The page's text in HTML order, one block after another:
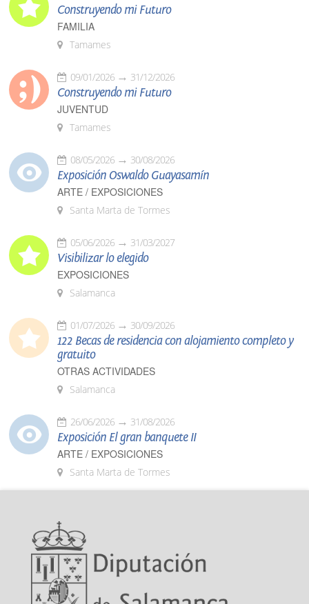
Construyendo mi Futuro
FAMILIA
Tamames
09/01/2026 31/12/2026
Construyendo mi Futuro
JUVENTUD
Tamames
08/05/2026 30/08/2026
Exposición Oswaldo Guayasamín
ARTE / EXPOSICIONES
Santa Marta de Tormes
05/06/2026 31/03/2027
Visibilizar lo elegido
EXPOSICIONES
Salamanca
01/07/2026 30/09/2026
122 Becas de residencia con alojamiento completo y
gratuito
OTRAS ACTIVIDADES
Salamanca
26/06/2026 31/08/2026
Exposición El gran banquete II
ARTE / EXPOSICIONES
Santa Marta de Tormes